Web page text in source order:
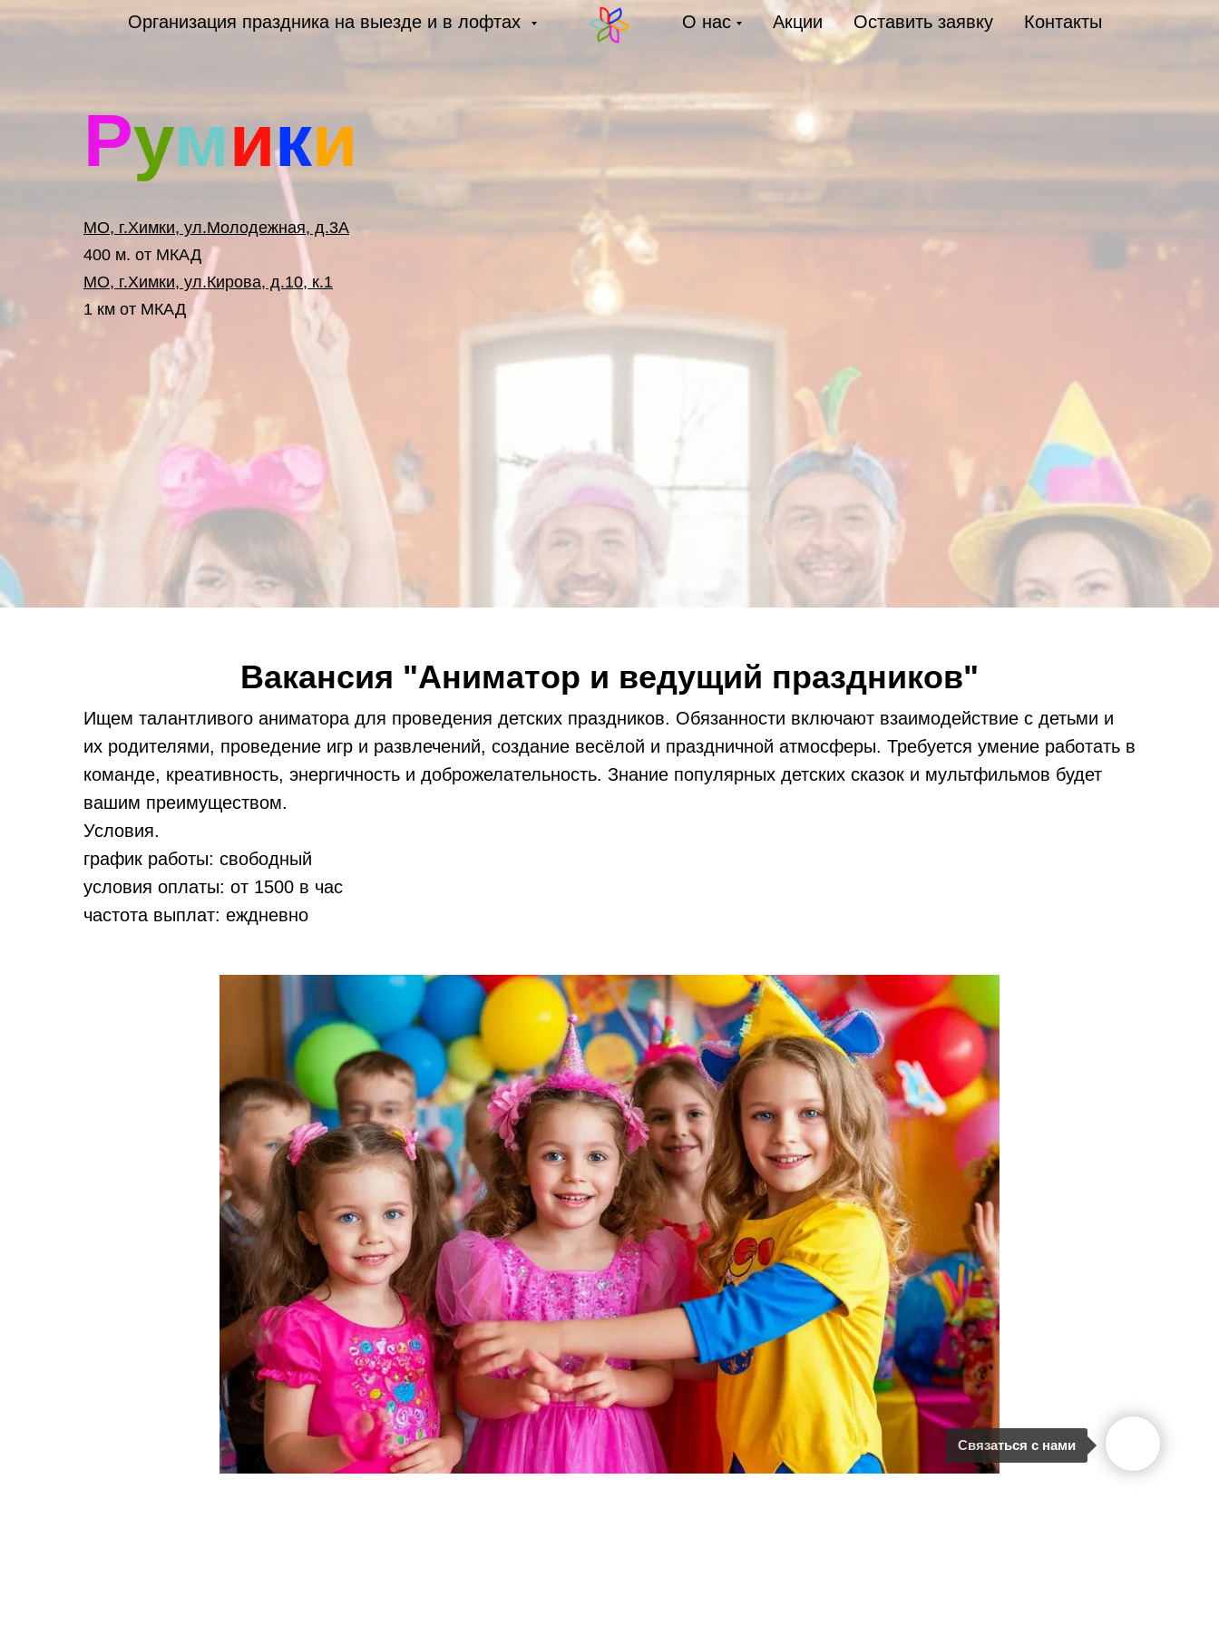
Румики
МО, г.Химки, ул.Молодежная, д.3А
400 м. от МКАД
МО, г.Химки, ул.Кирова, д.10, к.1
1 км от МКАД
Организация праздника на выезде и в лофтах О нас Акции Оставить заявку Контакты
Вакансия "Аниматор и ведущий праздников"
Ищем талантливого аниматора для проведения детских праздников. Обязанности включают взаимодействие с детьми и
их родителями, проведение игр и развлечений, создание весёлой и праздничной атмосферы. Требуется умение работать в
команде, креативность, энергичность и доброжелательность. Знание популярных детских сказок и мультфильмов будет
вашим преимуществом.
Условия.
график работы: свободный
условия оплаты: от 1500 в час
частота выплат: еждневно
Связаться с нами